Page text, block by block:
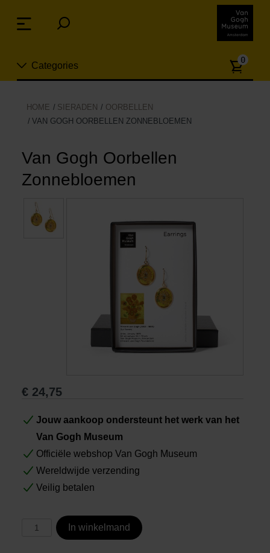
links
over
naar
Categories
Nieuw
Wonen
Koken & tafelen
Aantal
0
HOME SIERADEN
OORBELLEN
VAN GOGH OORBELLEN ZONNEBLOEMEN
Van Gogh Oorbellen
Zonnebloemen
€ 24,75
Jouw aankoop ondersteunt het werk van het
Van Gogh Museum
Officiële webshop Van Gogh Museum
Wereldwijde verzending
Veilig betalen
In winkelmand
Menu